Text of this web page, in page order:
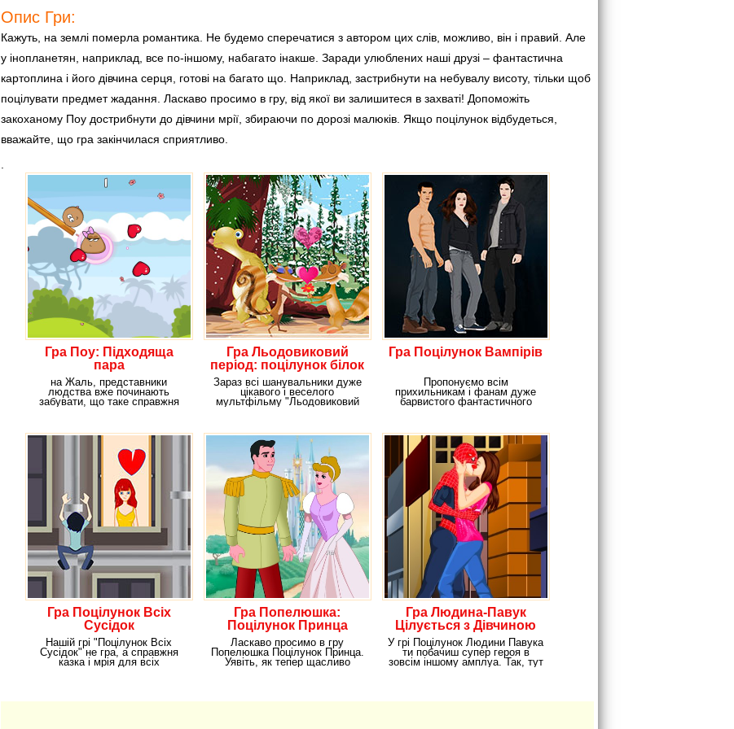
Опис Гри:
Кажуть, на землі померла романтика. Не будемо сперечатися з автором цих слів, можливо, він і правий. Але
у інопланетян, наприклад, все по-іншому, набагато інакше. Заради улюблених наші друзі – фантастична
картоплина і його дівчина серця, готові на багато що. Наприклад, застрибнути на небувалу висоту, тільки щоб
поцілувати предмет жадання. Ласкаво просимо в гру, від якої ви залишитеся в захваті! Допоможіть
закоханому Поу дострибнути до дівчини мрії, збираючи по дорозі малюків. Якщо поцілунок відбудеться,
вважайте, що гра закінчилася сприятливо.
Гра Поу: Підходяща
пара
на Жаль, представники
людства вже починають
забувати, що таке справжня
Гра Льодовиковий
період: поцілунок білок
Зараз всі шанувальники дуже
цікавого і веселого
мультфільму "Льодовиковий
Гра Поцілунок Вампірів
Пропонуємо всім
прихильникам і фанам дуже
барвистого фантастичного
Гра Поцілунок Всіх
Сусідок
Нашій грі "Поцілунок Всіх
Сусідок" не гра, а справжня
казка і мрія для всіх
Гра Попелюшка:
Поцілунок Принца
Ласкаво просимо в гру
Попелюшка Поцілунок Принца.
Уявіть, як тепер щасливо
Гра Людина-Павук
Цілується з Дівчиною
У грі Поцілунок Людини Павука
ти побачиш супер героя в
зовсім іншому амплуа. Так, тут